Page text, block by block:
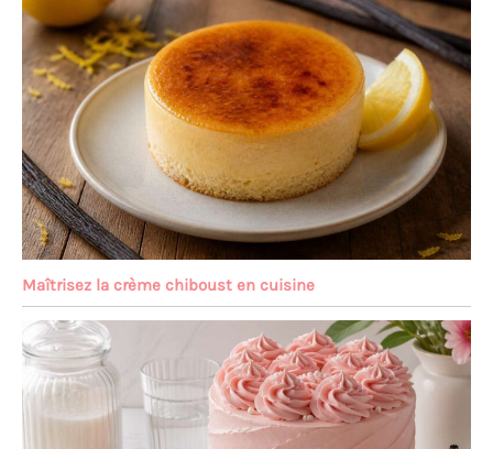
Maîtrisez la crème chiboust en cuisine